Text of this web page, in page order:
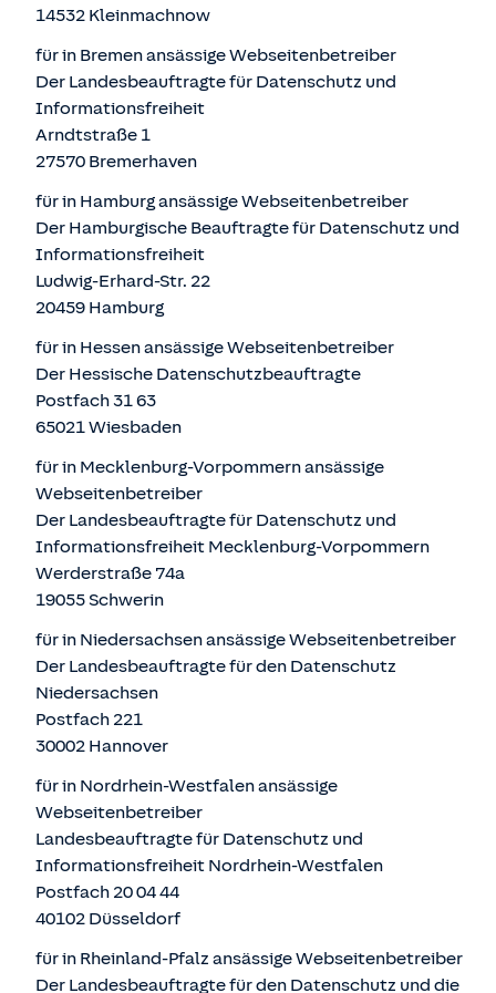
14532 Kleinmachnow
für in Bremen ansässige Webseitenbetreiber
Der Landesbeauftragte für Datenschutz und
Informationsfreiheit
Arndtstraße 1
27570 Bremerhaven
für in Hamburg ansässige Webseitenbetreiber
Der Hamburgische Beauftragte für Datenschutz und
Informationsfreiheit
Ludwig-Erhard-Str. 22
20459 Hamburg
für in Hessen ansässige Webseitenbetreiber
Der Hessische Datenschutzbeauftragte
Postfach 31 63
65021 Wiesbaden
für in Mecklenburg-Vorpommern ansässige
Webseitenbetreiber
Der Landesbeauftragte für Datenschutz und
Informationsfreiheit Mecklenburg-Vorpommern
Werderstraße 74a
19055 Schwerin
für in Niedersachsen ansässige Webseitenbetreiber
Der Landesbeauftragte für den Datenschutz
Niedersachsen
Postfach 221
30002 Hannover
für in Nordrhein-Westfalen ansässige
Webseitenbetreiber
Landesbeauftragte für Datenschutz und
Informationsfreiheit Nordrhein-Westfalen
Postfach 20 04 44
40102 Düsseldorf
für in Rheinland-Pfalz ansässige Webseitenbetreiber
Der Landesbeauftragte für den Datenschutz und die